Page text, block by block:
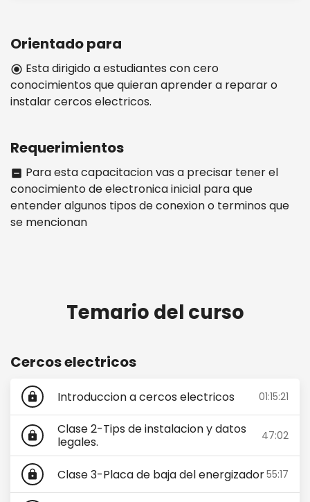
Orientado para
radio_button_checked Esta dirigido a estudiantes con cero
conocimientos que quieran aprender a reparar o
instalar cercos electricos.
Requerimientos
indeterminate_check_box Para esta capacitacion vas a precisar tener el
conocimiento de electronica inicial para que
entender algunos tipos de conexion o terminos que
se mencionan
Temario del curso
Cercos electricos
lock Introduccion a cercos electricos 01:15:21
lock
Clase 2-Tips de instalacion y datos
legales.
47:02
lock Clase 3-Placa de baja del energizador55:17